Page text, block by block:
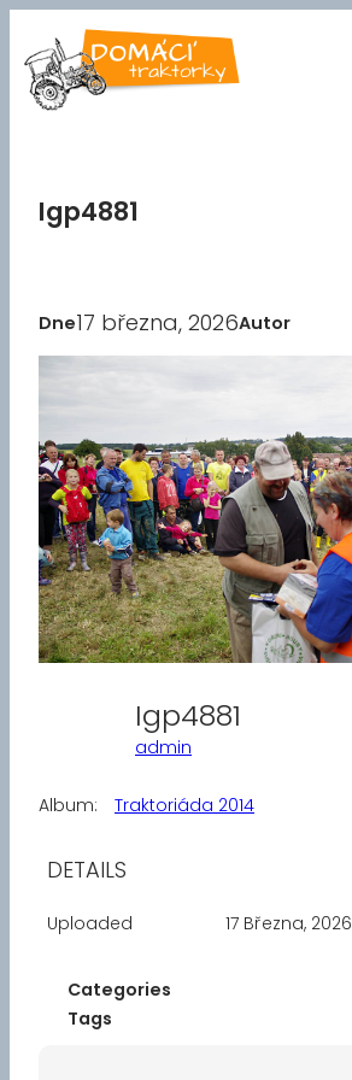
na
obsah
Igp4881
Dne17 března, 2026Autor
Igp4881
admin
Album: Traktoriáda 2014
DETAILS
Uploaded 17 Března, 2026
Categories
Tags